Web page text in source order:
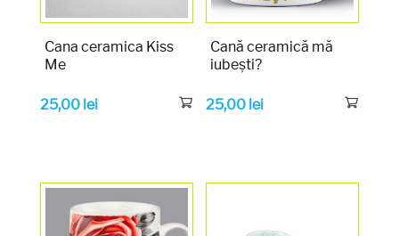
Cana ceramica Kiss
Me
25,00 lei
Cană ceramică mă
iubești?
25,00 lei